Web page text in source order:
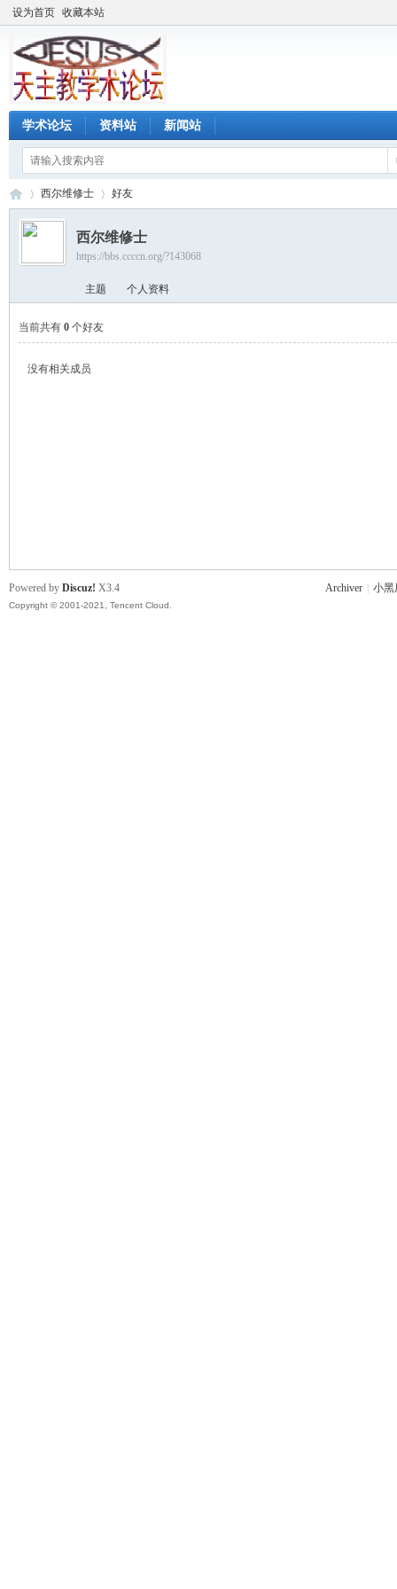
设为首页 收藏本站
学术论坛 资料站 新闻站
›
西尔维修士 好友
西尔维修士
https://bbs.ccccn.org/?143068
主题 个人资料
当前共有 0 个好友
没有相关成员
Archiver 小黑
Powered by Discuz! X3.4
Copyright © 2001-2021, Tencent Cloud.